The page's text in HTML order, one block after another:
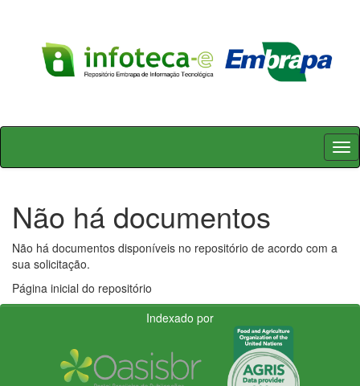
Skip
Não há documentos
Não há documentos disponíveis no repositório de acordo com a
sua solicitação.
Página inicial do repositório
Indexado por